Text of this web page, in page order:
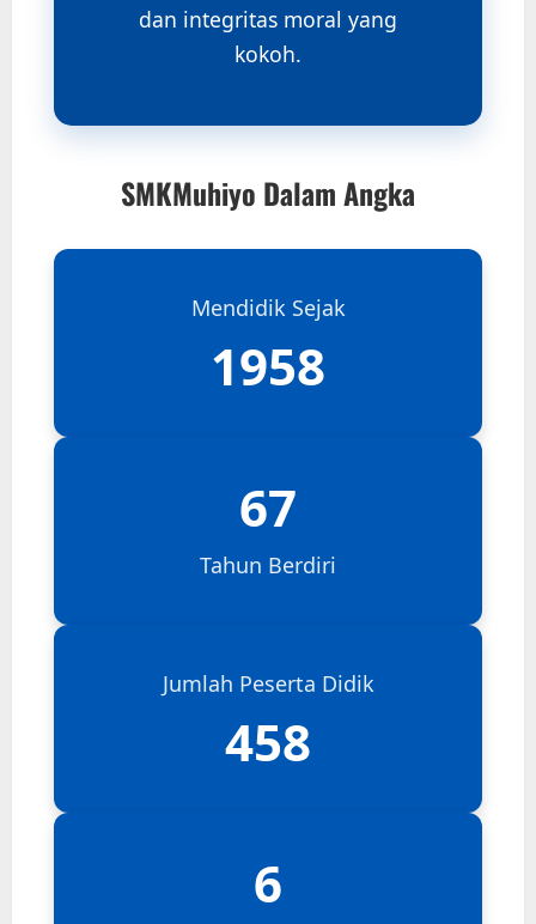
dan integritas moral yang
kokoh.
SMKMuhiyo Dalam Angka
Mendidik Sejak
1958
67
Tahun Berdiri
Jumlah Peserta Didik
458
6